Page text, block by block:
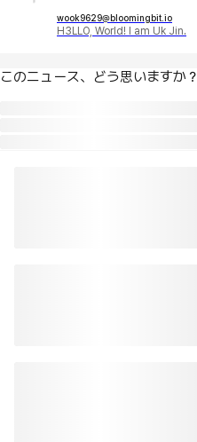
wook9629@bloomingbit.io
H3LLO, World! I am Uk Jin.
このニュース、どう思いますか？